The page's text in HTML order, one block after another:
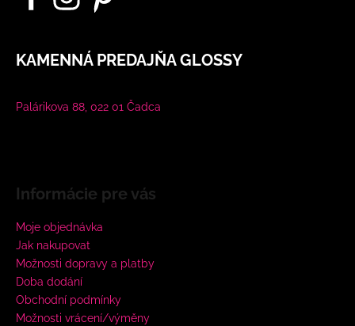
KAMENNÁ PREDAJŇA GLOSSY
Palárikova 88, 022 01 Čadca
Informácie pre vás
Moje objednávka
Jak nakupovat
Možnosti dopravy a platby
Doba dodání
Obchodní podmínky
Možnosti vrácení/výměny